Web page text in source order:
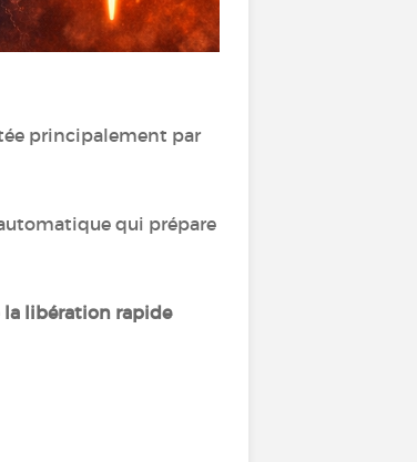
principalement par
qui prépare
la libération rapide